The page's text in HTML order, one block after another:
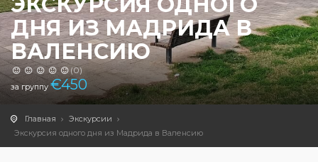
ДНЯ ИЗ МАДРИДА В
ВАЛЕНСИЮ
(0)
за группу €450
Главная
Экскурсии
Экскурсия одного дня из Мадрида в Валенсию